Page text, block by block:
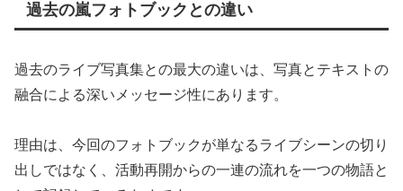
過去の嵐フォトブックとの違い
過去のライブ写真集との最大の違いは、写真とテキストの
融合による深いメッセージ性にあります。
理由は、今回のフォトブックが単なるライブシーンの切り
出しではなく、活動再開からの一連の流れを一つの物語と